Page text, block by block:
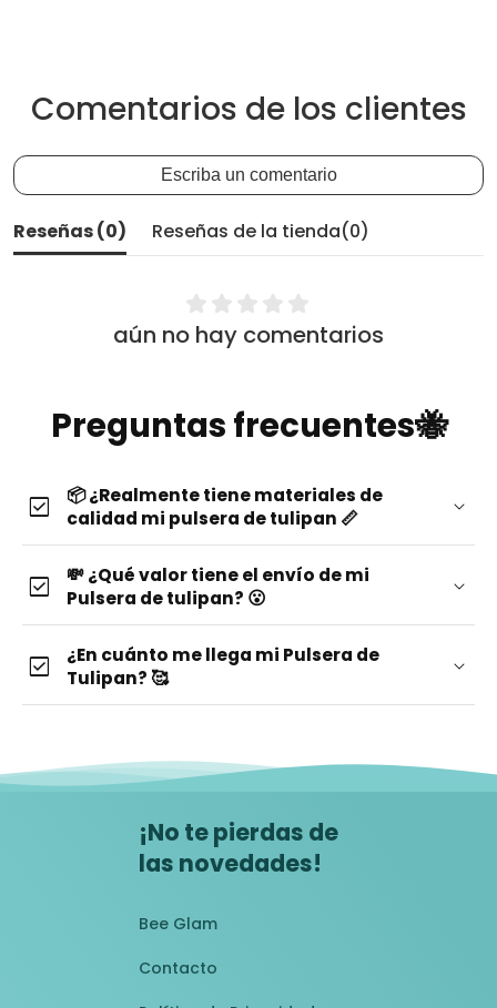
Comentarios de los clientes
Escriba un comentario
Reseñas (0) Reseñas de la tienda(0)
aún no hay comentarios
Preguntas frecuentes🐝
check_box
📦 ¿Realmente tiene materiales de
calidad mi pulsera de tulipan 📏
check_box
💸 ¿Qué valor tiene el envío de mi
Pulsera de tulipan? 😮
check_box
¿En cuánto me llega mi Pulsera de
Tulipan? 🥰
¡No te pierdas de
las novedades!
Bee Glam
Contacto